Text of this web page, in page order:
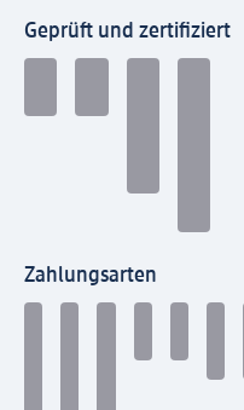
Geprüft und zertifiziert
Zahlungsarten